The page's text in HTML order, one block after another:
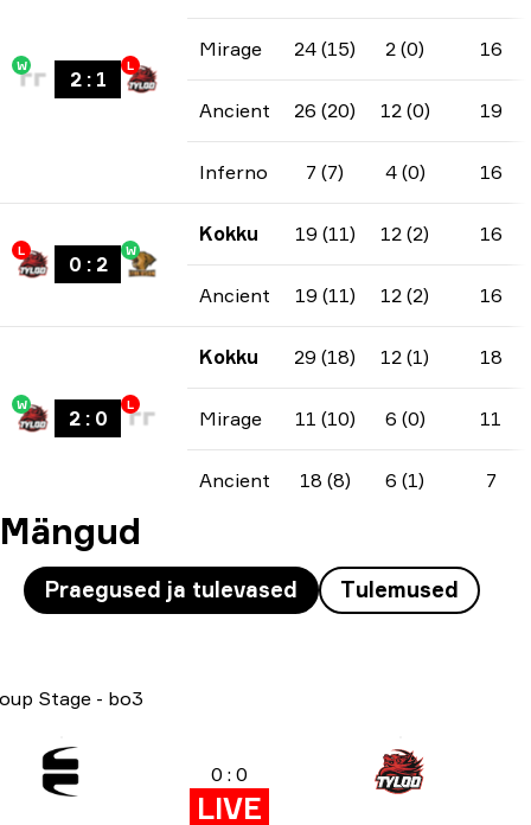
W
2: 1
L
Mirage 24 (15) 2 (0) 16
Ancient 26 (20) 12 (0) 19
Inferno 7 (7) 4 (0) 16
L
0 : 2
W
Kokku 19 (11) 12 (2) 16
Ancient 19 (11) 12 (2) 16
W
2: 0
L
Kokku 29 (18) 12 (1) 18
Mirage 11 (10) 6 (0) 11
Ancient 18 (8) 6 (1) 7
Mängud
Praegused ja tulevased Tulemused
Stage - bo3
0 : 0
LIVE